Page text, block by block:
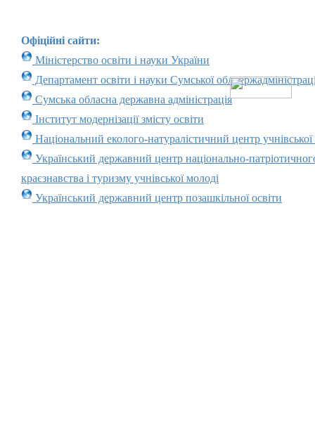
Офіційні сайти:
Міністерство освіти і науки України
Департамент освіти і науки Сумської
Сумська обласна державна адміністрація
Інститут модернізації змісту освіти
Національний еколого-натуралістичний центр учнівської
Український державний центр національно-
краєзнавства і туризму учнівської молоді
Український державний центр позашкільної освіти